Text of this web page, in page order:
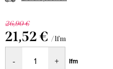
26,90 €
21,52 € / lfm
lfm